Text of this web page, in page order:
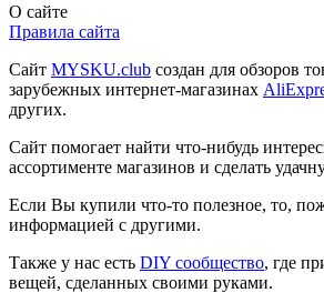
О сайте
Правила сайта
Сайт MYSKU.club cоздан для обзоров
зарубежных интернет-магазинах
других.
Сайт помогает найти что-нибудь
ассортименте магазинов и сделать
Если Вы купили что-то полезное, то,
информацией с другими.
Также у нас есть DIY сообщество, где
вещей, сделанных своими руками.